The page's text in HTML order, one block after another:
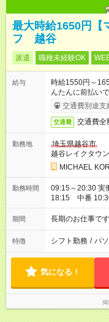
最大時給1650円【
フ 越谷
派遣 職種未経験OK
給与
時給1550円～
んたんに前払い
交通費別途支
交通費 交通費全
勤務地
埼玉県越谷市
越谷レイクタウ
MICHAEL
勤務時間
09:15～20:30 実働7.5時間／休憩1.5時間 シフト 早番 9:15～
18:15 中番
期間 長期のお仕事で
特徴 シフト勤務 / パ
気になる！
掲